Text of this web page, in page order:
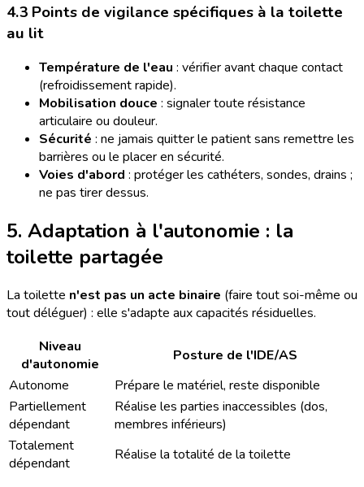
4.3 Points de vigilance spécifiques à la toilette
au lit
Température de l'eau : vérifier avant chaque contact
(refroidissement rapide).
Mobilisation douce : signaler toute résistance
articulaire ou douleur.
Sécurité : ne jamais quitter le patient sans remettre les
barrières ou le placer en sécurité.
Voies d'abord : protéger les cathéters, sondes, drains ;
ne pas tirer dessus.
5. Adaptation à l'autonomie : la
toilette partagée
La toilette n'est pas un acte binaire (faire tout soi-même ou
tout déléguer) : elle s'adapte aux capacités résiduelles.
Niveau
d'autonomie
Posture de l'IDE/AS
Autonome
Prépare le matériel, reste disponible
Partiellement
dépendant
Réalise les parties inaccessibles (dos,
membres inférieurs)
Totalement
dépendant
Réalise la totalité de la toilette